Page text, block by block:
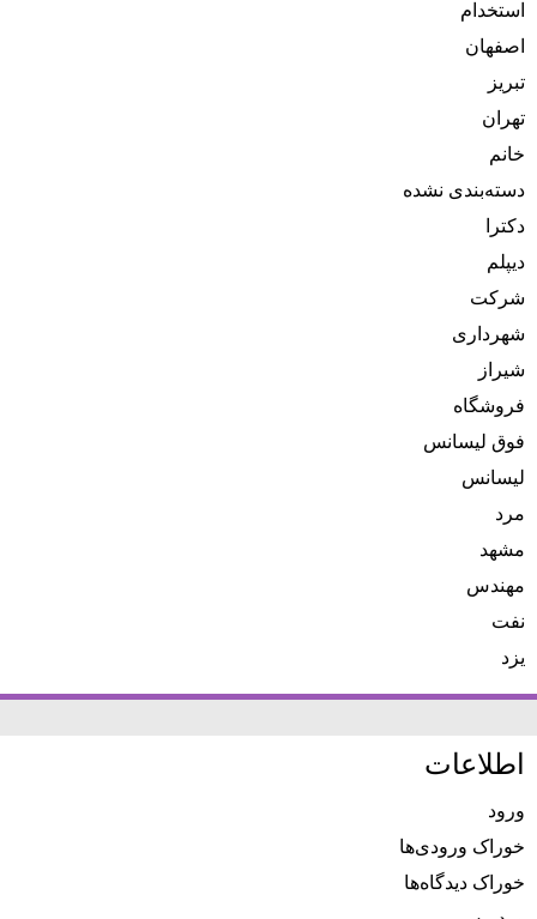
استخدام
اصفهان
تبریز
تهران
خانم
دسته‌بندی نشده
دکترا
دیپلم
شرکت
شهرداری
شیراز
فروشگاه
فوق لیسانس
لیسانس
مرد
مشهد
مهندس
نفت
یزد
اطلاعات
ورود
خوراک ورودی‌ها
خوراک دیدگاه‌ها